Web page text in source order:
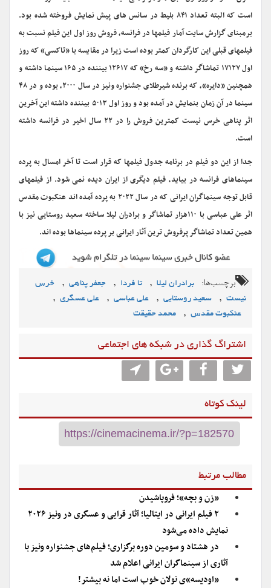
است که البته تعداد ۸۴۱ بلیط در سانس های پیش نمایش فروخته شده بود.
برمبنای گزارش سایت آمار فیلمها در فرانسه، فروش روز اول این فیلم نسبت به
فیلمهای قبلی این کارگردان کمتر بوده است زیرا در مقایسه با «تاکسی» که روز
اول ۱۷۱۲۷ تماشاگر داشته و «سه رخ» که ۱۲۶۱۷ بیننده در ۱۶۵ سینما داشته و
همچنین «دایره»، که برنده شیرطلای جشنواره ونیز در سال ۲۰۰۰، بوده و در ۴۸
سینما در آن زمان بنمایش در آمده بود و روز اول ۵۰۱۳ بیننده داشته این آخرین
اثر پناهی خرس نیست کمترین فروش را در ۲۲ سال اخیر در فرانسه داشته
است.
جدا از این دو فیلم در برنامه جدول فیلمها که قرار است تا آخر امسال به پرده
سینماهای فرانسه در بیاید، فیلم دیگری از ایران دیده نمی شود. از فیلمهای
قابل توجه سینماگران ایرانی که در سال ۲۰۲۲ به پرده آمده اند عنکبوت مقدس
اثر علی عباسی با ۱۱۰هزار تماشاگر و برادران لیلا ساخته سعید روستایی نیز با
همین تعداد تماشاگر پرفروش ترین آثار ایرانی بر پرده سینماها بوده اند.
برچسب‌ها: برادران لیلا , تا فردا , جعفر پناهی ,
خرس
نیست , سعید روستایی , علی عباسی , علی عسگری ,
عنکبوت مقدس , محمد حقیقت
اشتراگ گذاری در شبکه های اجتماعی
لینک کوتاه
مطالب مرتبط
«زن و بچه»؛ فروپاشیدن
۲ فیلم ایرانی در ایتالیا؛ آثار قرایی و عسگری در ونیز ۲۰۲۶
نمایش داده می‌شود
در هشتاد و سومین دوره برگزاری؛ فیلم‌های جشنواره ونیز با
آثاری از سینماگران ایرانی اعلام شد
«اودیسه»ی نولان خوب است اما‌ نه بیشتر!